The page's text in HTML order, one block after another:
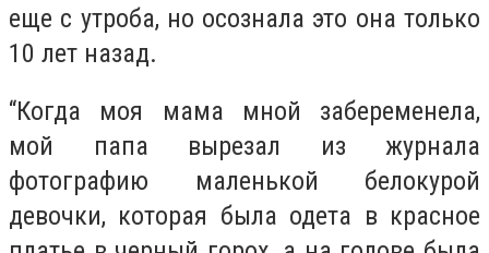
еще с утроба, но осознала это она только
10 лет назад.
“Когда моя мама мной забеременела,
мой папа вырезал из журнала
фотографию маленькой белокурой
девочки, которая была одета в красное